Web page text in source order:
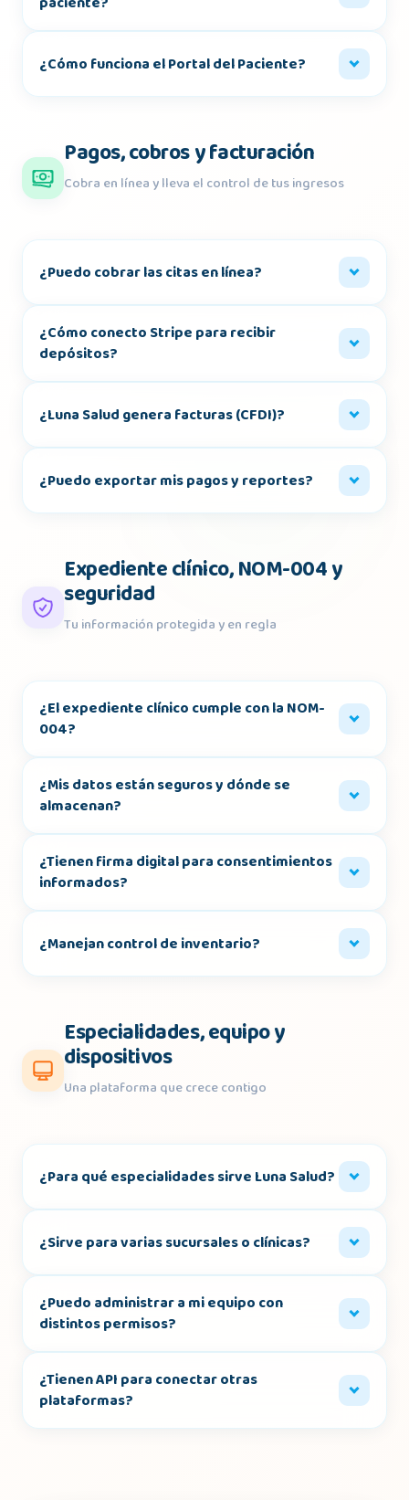
¿Cómo funciona el Portal del Paciente?
Pagos, cobros y facturación
Cobra en línea y lleva el control de tus ingresos
¿Puedo cobrar las citas en línea?
¿Cómo conecto Stripe para recibir
depósitos?
¿Luna Salud genera facturas (CFDI)?
¿Puedo exportar mis pagos y reportes?
Expediente clínico, NOM-004 y
seguridad
Tu información protegida y en regla
¿El expediente clínico cumple con la NOM-
004?
¿Mis datos están seguros y dónde se
almacenan?
¿Tienen firma digital para consentimientos
informados?
¿Manejan control de inventario?
Especialidades, equipo y
dispositivos
Una plataforma que crece contigo
¿Para qué especialidades sirve Luna Salud?
¿Sirve para varias sucursales o clínicas?
¿Puedo administrar a mi equipo con
distintos permisos?
¿Tienen API para conectar otras
plataformas?